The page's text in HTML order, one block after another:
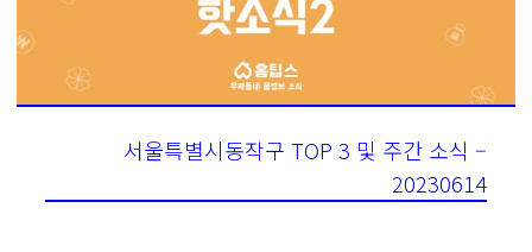
서울특별시동작구 TOP 3 및 주간 소식 –
20230614